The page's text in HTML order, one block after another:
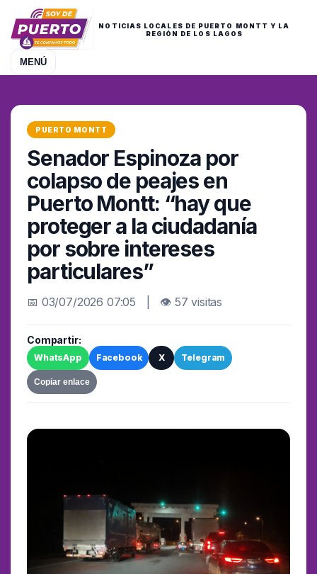
NOTICIAS LOCALES DE PUERTO MONTT Y LA
REGIÓN DE LOS LAGOS
MENÚ
PUERTO MONTT
Senador Espinoza por
colapso de peajes en
Puerto Montt: “hay que
proteger a la ciudadanía
por sobre intereses
particulares”
📅 03/07/2026 07:05 | 👁 57 visitas
Compartir:
WhatsApp Facebook X Telegram
Copiar enlace